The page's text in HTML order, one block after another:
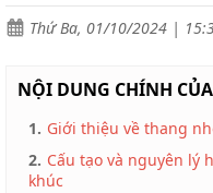
nhôm
cách
điện
Thang
nhôm
Thang
nhôm
Thứ Ba, 01/10/2024 |
NỘI DUNG CHÍNH
1. Giới thiệu về thang
2. Cấu tạo và nguyên lý
khúc